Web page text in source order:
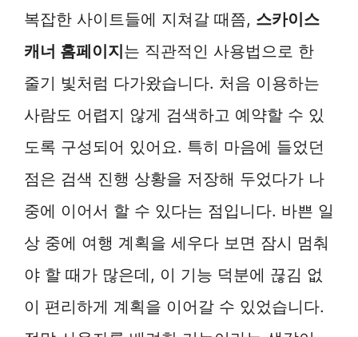
복잡한 사이트들에 지쳐갈 때쯤, 스카이스
캐너 홈페이지는 직관적인 사용법으로 한
줄기 빛처럼 다가왔습니다. 처음 이용하는
사람도 어렵지 않게 검색하고 예약할 수 있
도록 구성되어 있어요. 특히 마음에 들었던
점은 검색 진행 상황을 저장해 두었다가 나
중에 이어서 할 수 있다는 점입니다. 바쁜 일
상 중에 여행 계획을 세우다 보면 잠시 멈춰
야 할 때가 많은데, 이 기능 덕분에 끊김 없
이 편리하게 계획을 이어갈 수 있었습니다.